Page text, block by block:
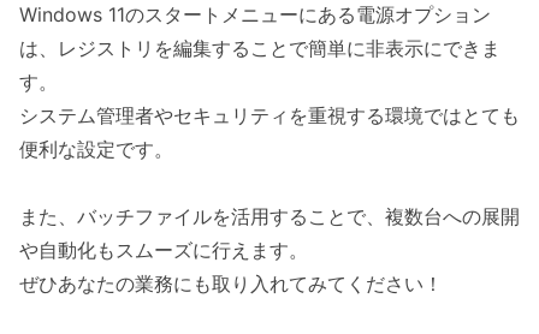
Windows 11のスタートメニューにある電源オプション
は、レジストリを編集することで簡単に非表示にできま
す。
システム管理者やセキュリティを重視する環境ではとても
便利な設定です。
また、バッチファイルを活用することで、複数台への展開
や自動化もスムーズに行えます。
ぜひあなたの業務にも取り入れてみてください！